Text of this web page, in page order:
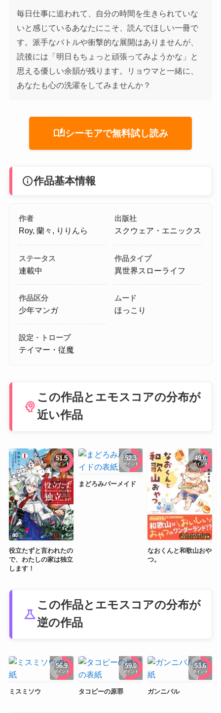
毎日仕事に追われて、自分の時間を生きられていな
いと感じているあなたにこそ、読んでほしい一冊で
す。派手なバトルや衝撃的な展開はありませんが、
読後には「明日もちょっと頑張ってみようかな」と
思える優しい余韻が残ります。リョウマと一緒に、
あなたも心の洗濯をしてみませんか？
auto_storiesシーモアで無料試し読み
info作品基本情報
作者
Roy, 蘭々, りりんら
出版社
スクウェア・エニックス
ステータス
連載中
作品タイプ
異世界スローライフ
作品区分
少年マンガ
ムード
ほっこり
設定・トロープ
テイマー・従魔
psychology
この作品とエモスコアの分布が
近い作品
51.5
ポイント
役立たずと言われたの
で、わたしの家は独立
します！
52.3
ポイント
まどろみバーメイド
49.6
ポイント
なおくんと和歌山おや
つ。
science
この作品とエモスコアの分布が
逆の作品
56.9
ポイント
ミスミソウ
59.0
ポイント
タコピーの原罪
53.6
ポイント
ガンニバル